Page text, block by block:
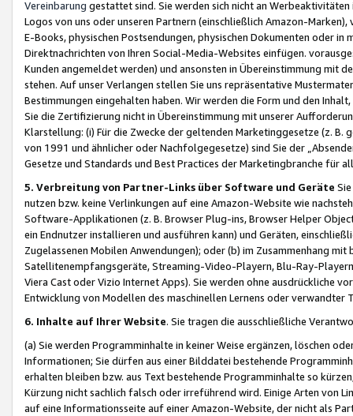
Vereinbarung gestattet sind. Sie werden sich nicht an
Logos von uns oder unseren Partnern (einschließlich Amazon-
E-Books, physischen Postsendungen, physischen Dokumenten oder in
Direktnachrichten von Ihren Social-Media-Websites einfügen.
Kunden angemeldet werden) und ansonsten in Übereinstimmung mit
stehen. Auf unser Verlangen stellen Sie uns repräsentative
Bestimmungen eingehalten haben. Wir werden die Form und den
Sie die Zertifizierung nicht in Übereinstimmung mit unserer
Klarstellung: (i) Für die Zwecke der geltenden Marketinggesetze (z. B.
von 1991 und ähnlicher oder Nachfolgegesetze) sind Sie der
Gesetze und Standards und Best Practices der Marketingbranche für
5. Verbreitung von Partner-Links über Software und Geräte
nutzen bzw. keine Verlinkungen auf eine Amazon-Website wie
Software-Applikationen (z. B. Browser Plug-ins, Browser Helper
ein Endnutzer installieren und ausführen kann) und Geräten,
Zugelassenen Mobilen Anwendungen); oder (b) im Zusammenhang
Satellitenempfangsgeräte, Streaming-Video-Playern, Blu-Ray-
Viera Cast oder Vizio Internet Apps). Sie werden ohne ausdrückliche
Entwicklung von Modellen des maschinellen Lernens oder
6. Inhalte auf Ihrer Website. Sie tragen die ausschließliche
(a) Sie werden Programminhalte in keiner Weise ergänzen, löschen
Informationen; Sie dürfen aus einer Bilddatei bestehende
erhalten bleiben bzw. aus Text bestehende Programminhalte so
Kürzung nicht sachlich falsch oder irreführend wird. Einige Arten von
auf eine Informationsseite auf einer Amazon-Website, der nicht als